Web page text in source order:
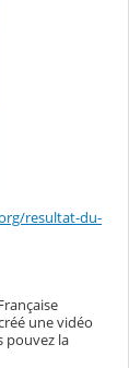
resultat-du-
une vidéo
pouvez la